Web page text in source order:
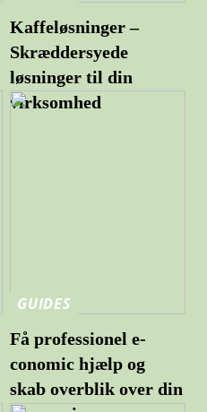
Kaffeløsninger –
Skræddersyede
løsninger til din
virksomhed
GUIDES
Få professionel e-
conomic hjælp og
skab overblik over din